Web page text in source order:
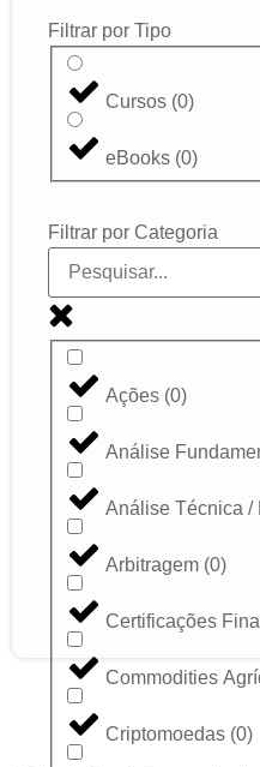
Filtrar por Tipo
Cursos (0)
eBooks (0)
Filtrar por Categoria
Ações (0)
Análise
Análise Técnica /
Arbitragem (0)
Certificações
Commodities
Criptomoedas (0)